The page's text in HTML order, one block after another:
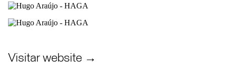
Visitar website →